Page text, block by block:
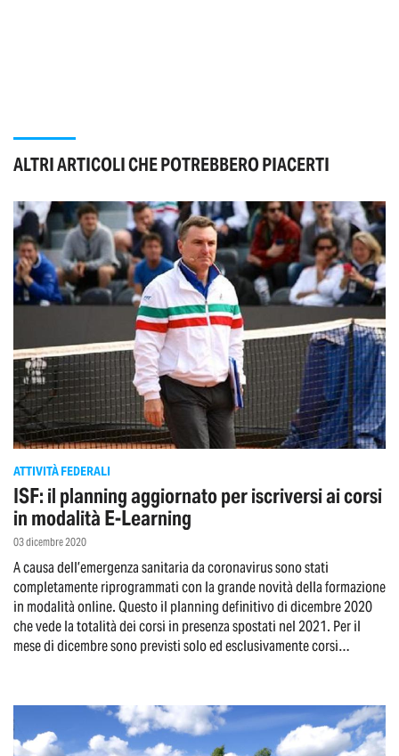
ALTRI ARTICOLI CHE POTREBBERO PIACERTI
ATTIVITÀ FEDERALI
ISF: il planning aggiornato per iscriversi ai corsi
in modalità E-Learning
03 dicembre 2020
A causa dell’emergenza sanitaria da coronavirus sono stati
completamente riprogrammati con la grande novità della formazione
in modalità online. Questo il planning definitivo di dicembre 2020
che vede la totalità dei corsi in presenza spostati nel 2021. Per il
mese di dicembre sono previsti solo ed esclusivamente corsi